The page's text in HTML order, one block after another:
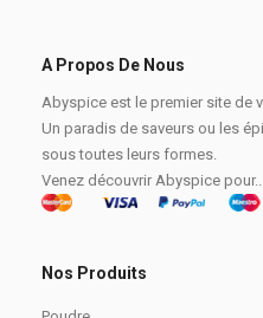
A Propos De Nous
Abyspice est le premier site de
Un paradis de saveurs ou les
sous toutes leurs formes.
Venez découvrir Abyspice pour...
Nos Produits